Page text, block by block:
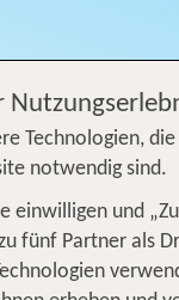
Privattransfer
Technologien, die
notwendig sind.
einwilligen und
fünf Partner als